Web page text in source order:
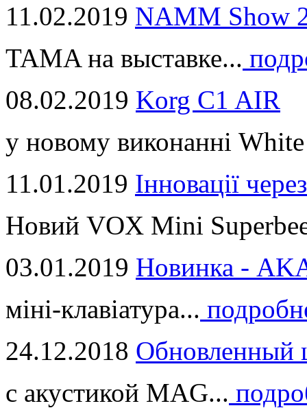
11.02.2019 NAMM Show
TAMA на выставке...
08.02.2019 Korg C1 AIR
у новому виконанні
11.01.2019 Інновації
Новий VOX Mini
03.01.2019 Новинка -
міні-клавіатура...
24.12.2018 Обновленный
с акустикой MAG...